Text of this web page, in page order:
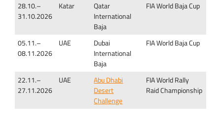
28.10.–
31.10.2026
Katar
Qatar
International
Baja
FIA World Baja Cup
05.11.–
08.11.2026
UAE
Dubai
International
Baja
FIA World Baja Cup
22.11.–
27.11.2026
UAE
Abu Dhabi
Desert
Challenge
FIA World Rally
Raid Championship